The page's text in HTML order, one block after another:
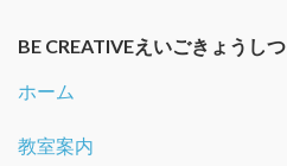
BE CREATIVEえいごきょうしつ
ホーム
教室案内